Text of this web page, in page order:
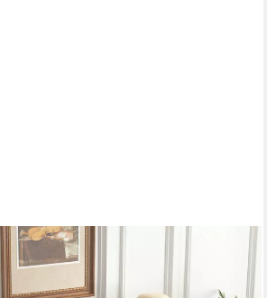
cm Verstellbare Einlegeböden,
(Packung, 1 St., 160 cm Kücheninsel in